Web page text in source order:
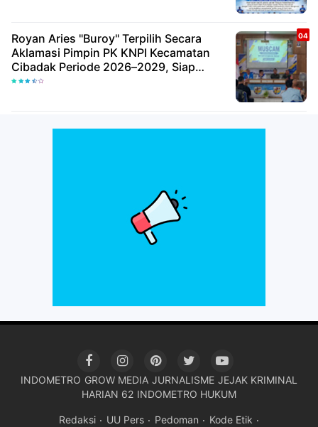
Royan Aries "Buroy" Terpilih Secara
Aklamasi Pimpin PK KNPI Kecamatan
Cibadak Periode 2026–2029, Siap
Wujudkan Pemuda Inovatif Dan
INDOMETRO GROW MEDIA JURNALISME JEJAK KRIMINAL
HARIAN 62 INDOMETRO HUKUM
Redaksi UU Pers Pedoman Kode Etik